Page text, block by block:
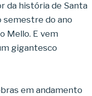
da história de Santa
semestre do ano
Mello. E vem
gigantesco
em andamento